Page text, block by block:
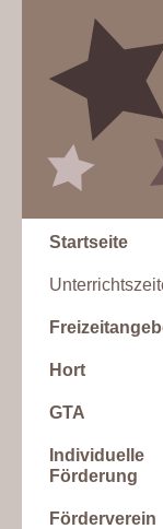
Startseite
Hort
GTA
Individuelle
Förderung
Förderverein